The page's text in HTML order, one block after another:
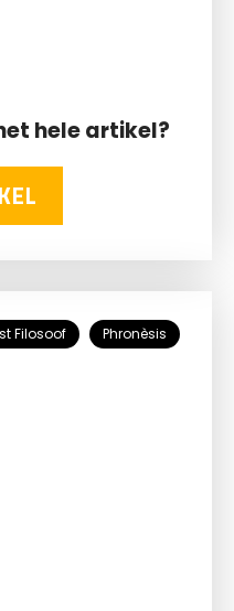
hele artikel?
Filosoof Phronèsis